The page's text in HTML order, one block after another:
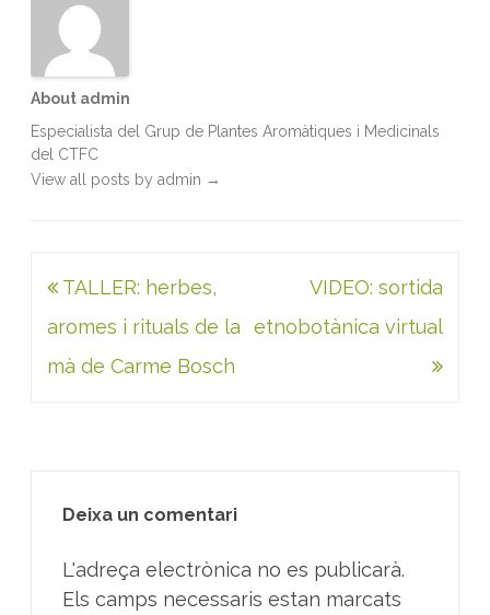
About admin
Especialista del Grup de Plantes Aromàtiques i Medicinals
del CTFC
View all posts by admin →
Navegació
d'entrades
TALLER: herbes,
aromes i rituals de la
mà de Carme Bosch
VIDEO: sortida
etnobotànica virtual
Deixa un comentari
L'adreça electrònica no es publicarà.
Els camps necessaris estan marcats